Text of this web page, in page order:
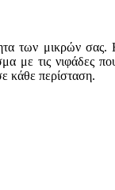
των μικρών
τις νιφάδες
κάθε περίσταση.